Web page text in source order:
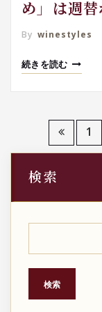
め」は週
By winestyles
続きを読む
稿
ジ
送
1
検索
検索